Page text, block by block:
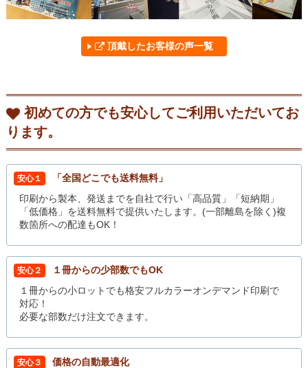
頂戴したお客様の声一覧
初めての方でも安心してご利用いただいてお
ります。
安心１
「全国どこでも送料無料」
印刷から製本、発送までを自社で行い「高品質」「短納期」
「低価格」を送料無料で提供いたします。(一部離島を除く)複
数箇所への配達もOK！
安心２
１冊からの少部数でもOK
１冊からの小ロットでも格安フルカラーオンデマンド印刷で
対応！
必要な部数だけ注文できます。
安心３
価格の自動最適化